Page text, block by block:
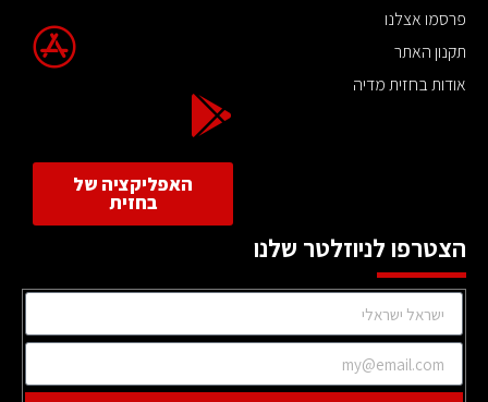
פרסמו אצלנו
תקנון האתר
אודות בחזית מדיה
האפליקציה של
בחזית
הצטרפו לניוזלטר שלנו